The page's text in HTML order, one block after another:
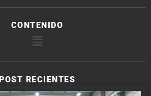
CONTENIDO
POST RECIENTES